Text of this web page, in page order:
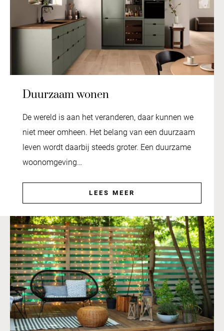
Duurzaam wonen
De wereld is aan het veranderen, daar kunnen we
niet meer omheen. Het belang van een duurzaam
leven wordt daarbij steeds groter. Een duurzame
woonomgeving…
LEES MEER